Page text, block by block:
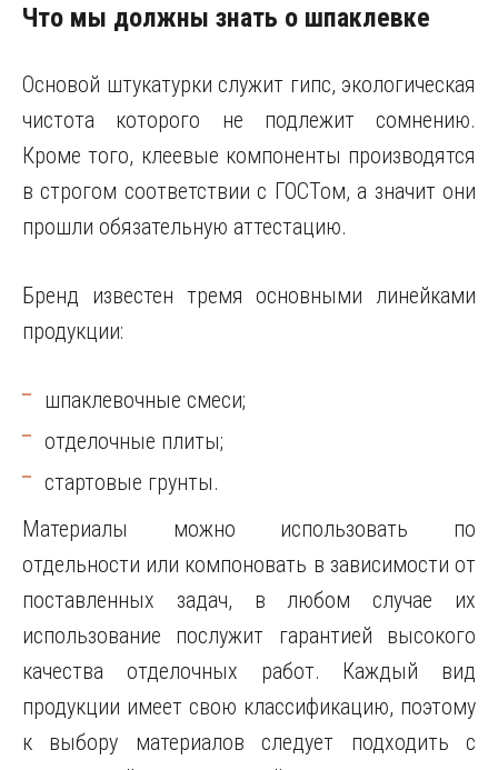
Что мы должны знать о шпаклевке
Основой штукатурки служит гипс, экологическая
чистота которого не подлежит сомнению.
Кроме того, клеевые компоненты производятся
в строгом соответствии с ГОСТом, а значит они
прошли обязательную аттестацию.
Бренд известен тремя основными линейками
продукции:
шпаклевочные смеси;
отделочные плиты;
стартовые грунты.
Материалы можно использовать по
отдельности или компоновать в зависимости от
поставленных задач, в любом случае их
использование послужит гарантией высокого
качества отделочных работ. Каждый вид
продукции имеет свою классификацию, поэтому
к выбору материалов следует подходить с